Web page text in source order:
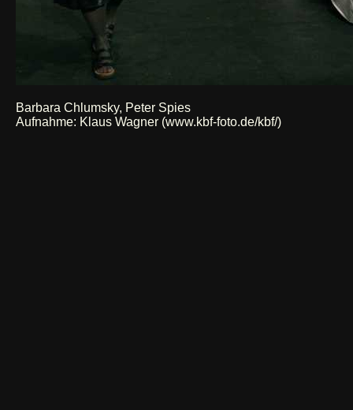
Barbara Chlumsky, Peter Spies
Aufnahme: Klaus Wagner (www.kbf-foto.de/kbf/)